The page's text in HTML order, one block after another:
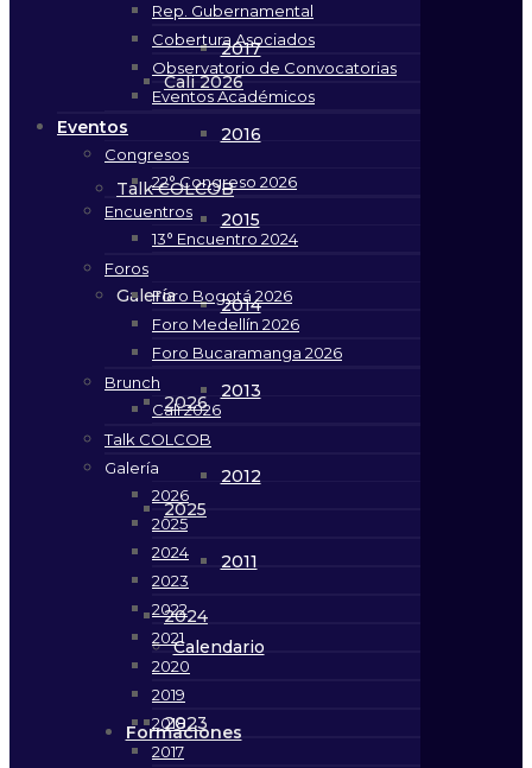
2017
2016
2015
2014
2013
2012
2011
Calendario
Formaciones
Cali 2026
Talk COLCOB
Galería
2026
2025
2024
2023
Rep. Gubernamental
Cobertura Asociados
Observatorio de Convocatorias
Eventos Académicos
Eventos
Congresos
22° Congreso 2026
Encuentros
13° Encuentro 2024
Foros
Foro Bogotá 2026
Foro Medellín 2026
Foro Bucaramanga 2026
Brunch
Cali 2026
Talk COLCOB
Galería
2026
2025
2024
2023
2022
2021
2020
2019
2018
2017